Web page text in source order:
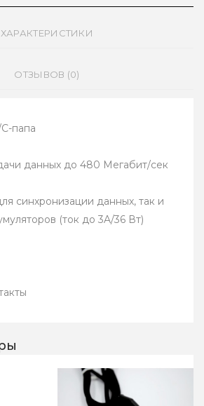
ХАРАКТЕРИСТИКИ
ОТЗЫВОВ (0)
папа
данных до 480 Мегабит/сек
синхронизации данных, так и
(ток до 3A/36 Вт)